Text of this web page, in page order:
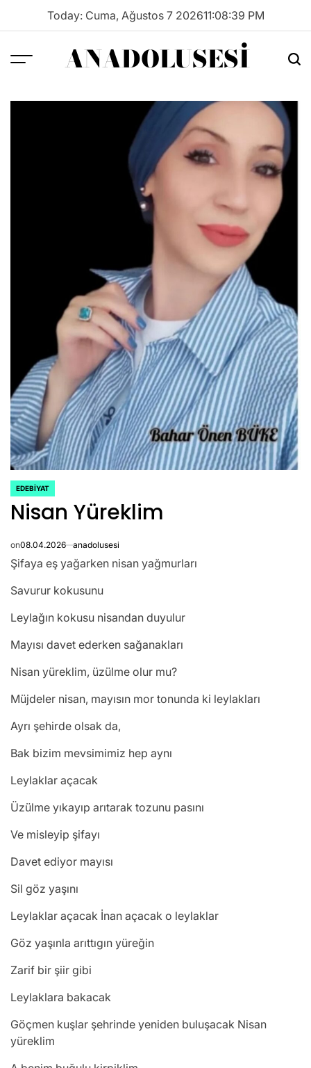
Today: Cuma, Ağustos 7 202611:08:39 PM
Menu ANADOLUSESI
POSTED
IN
EDEBIYAT
Nisan Yüreklim
on08.04.2026 anadolusesi
Şifaya eş yağarken nisan yağmurları
Savurur kokusunu
Leylağın kokusu nisandan duyulur
Mayısı davet ederken sağanakları
Nisan yüreklim, üzülme olur mu?
Müjdeler nisan, mayısın mor tonunda ki leylakları
Ayrı şehirde olsak da,
Bak bizim mevsimimiz hep aynı
Leylaklar açacak
Üzülme yıkayıp arıtarak tozunu pasını
Ve misleyip şifayı
Davet ediyor mayısı
Sil göz yaşını
Leylaklar açacak İnan açacak o leylaklar
Göz yaşınla arıttıgın yüreğin
Zarif bir şiir gibi
Leylaklara bakacak
Göçmen kuşlar şehrinde yeniden buluşacak Nisan
yüreklim